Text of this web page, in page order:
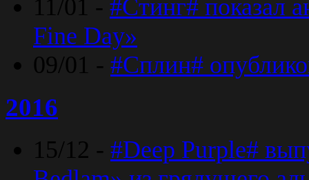
11/01 - #Стинг# показал
Fine Day»
09/01 - #Сплин#
2016
15/12 - #Deep Purple#